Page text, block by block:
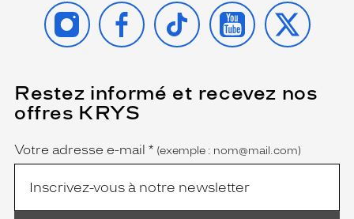
INSTAGRAMFACEBOOK
TIKTOK YOUTUBE
X
Restez informé et recevez nos
offres KRYS
Name
Votre adresse e-mail *
(Ce
champ
est
obligatoire)
(exemple : nom@mail.com)